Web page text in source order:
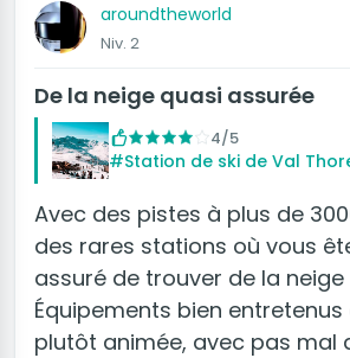
aroundtheworld
Niv. 2
De la neige quasi assurée
4/5
#Station de ski de Val
Avec des pistes à plus de
des rares stations où vous
assuré de trouver de la
Équipements bien
plutôt animée, avec pas mal